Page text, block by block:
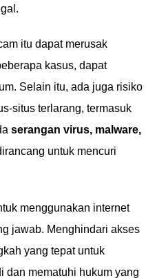
itu dapat merusak
kasus, dapat
Selain itu, ada juga risiko
situs terlarang, termasuk
serangan virus, malware,
untuk mencuri
menggunakan internet
jawab. Menghindari akses
yang tepat untuk
dan mematuhi hukum yang